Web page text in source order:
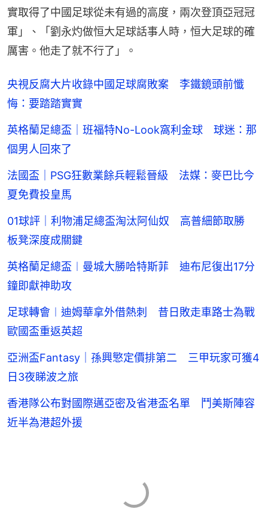
實取得了中國足球從未有過的高度，兩次登頂亞冠冠
軍」、「劉永灼做恒大足球話事人時，恒大足球的確
厲害。他走了就不行了」。
央視反腐大片收錄中國足球腐敗案 李鐵鏡頭前懺
悔：要踏踏實實
英格蘭足總盃｜班福特No-Look窩利金球 球迷：那
個男人回來了
法國盃｜PSG狂數業餘兵輕鬆晉級 法媒：麥巴比今
夏免費投皇馬
01球評｜利物浦足總盃淘汰阿仙奴 高普細節取勝
板凳深度成關鍵
英格蘭足總盃︱曼城大勝哈特斯菲 迪布尼復出17分
鐘即獻神助攻
足球轉會︱迪姆華拿外借熱刺 昔日敗走車路士為戰
歐國盃重返英超
亞洲盃Fantasy｜孫興慜定價排第二 三甲玩家可獲4
日3夜睇波之旅
香港隊公布對國際邁亞密及省港盃名單 鬥美斯陣容
近半為港超外援